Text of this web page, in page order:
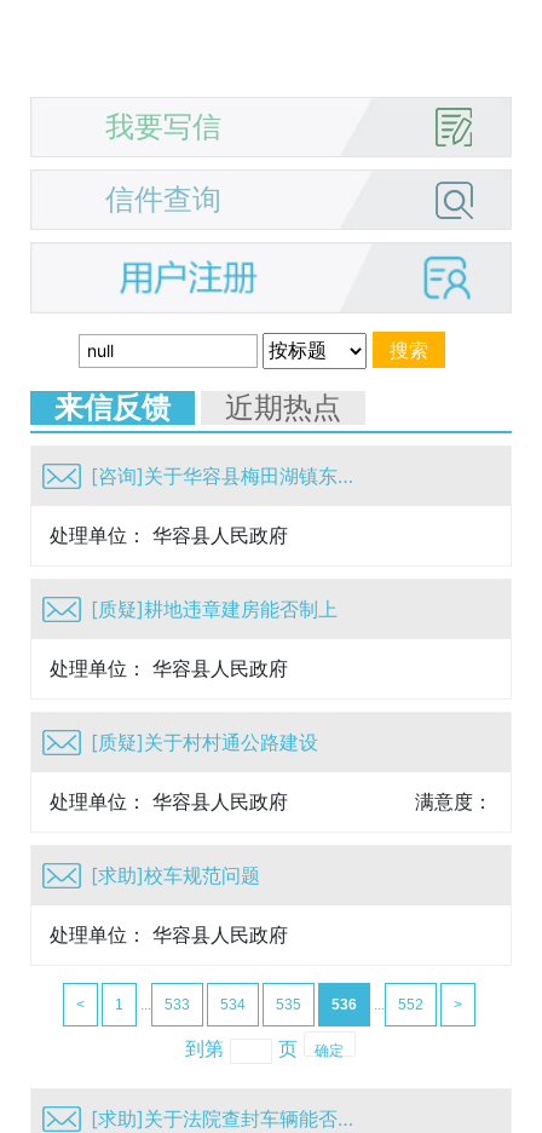
我要写信
信件查询
来信反馈 近期热点
[咨询]关于华容县梅田湖镇东福村十组村公路建设
处理单位： 华容县人民政府
[质疑]耕地违章建房能否制上
处理单位： 华容县人民政府
[质疑]关于村村通公路建设
处理单位： 华容县人民政府 满意度：
[求助]校车规范问题
处理单位： 华容县人民政府
满意度：非常满意
< 1 ... 533 534 535 536 ... 552 >
到第 页 确定
[求助]关于法院查封车辆能否买卖问题一事